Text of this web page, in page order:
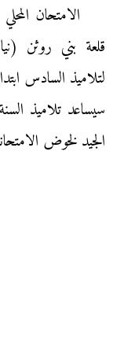
الامتحان
لتلاميذ السادس
سيساعد تلاميذ
الجيد لخوض